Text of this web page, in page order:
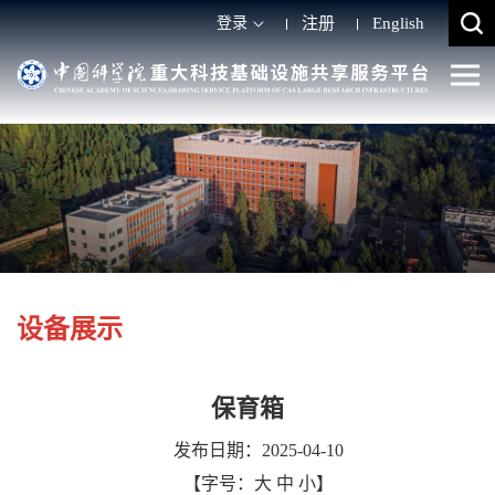
登录 注册 English
设备展示
保育箱
发布日期：2025-04-10
【字号： 大 中 小】